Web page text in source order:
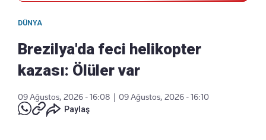
DÜNYA
Brezilya'da feci helikopter
kazası: Ölüler var
09 Ağustos, 2026 - 16:08
09 Ağustos, 2026 - 16:10
Paylaş